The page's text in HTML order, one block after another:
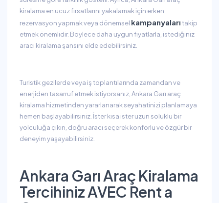
kiralama en ucuz fırsatlarını yakalamak için erken
rezervasyon yapmak veya dönemsel kampanyalarıtakip
etmek önemlidir. Böylece daha uygun fiyatlarla, istediğiniz
aracı kiralama şansını elde edebilirsiniz.
Turistik gezilerde veya iş toplantılarında zamandan ve
enerjiden tasarruf etmek istiyorsanız, Ankara Garı araç
kiralama hizmetinden yararlanarak seyahatinizi planlamaya
hemen başlayabilirsiniz. İster kısa ister uzun soluklu bir
yolculuğa çıkın, doğru aracı seçerek konforlu ve özgür bir
deneyim yaşayabilirsiniz.
Ankara Garı Araç Kiralama
Tercihiniz AVEC Rent a